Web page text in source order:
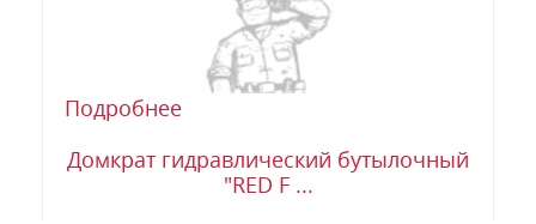
Подробнее
Домкрат гидравлический бутылочный
"RED F ...